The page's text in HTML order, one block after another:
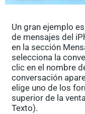
Un gran ejemplo
de mensajes del
en la sección
selecciona la
clic en el nombre
conversación
elige uno de los
superior de la
Texto).